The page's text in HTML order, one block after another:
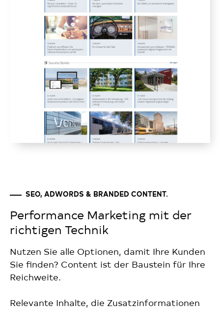
SEO, ADWORDS & BRANDED CONTENT.
Performance Marketing mit der
richtigen Technik
Nutzen Sie alle Optionen, damit Ihre Kunden
Sie finden? Content ist der Baustein für Ihre
Reichweite.
Relevante Inhalte, die Zusatzinformationen